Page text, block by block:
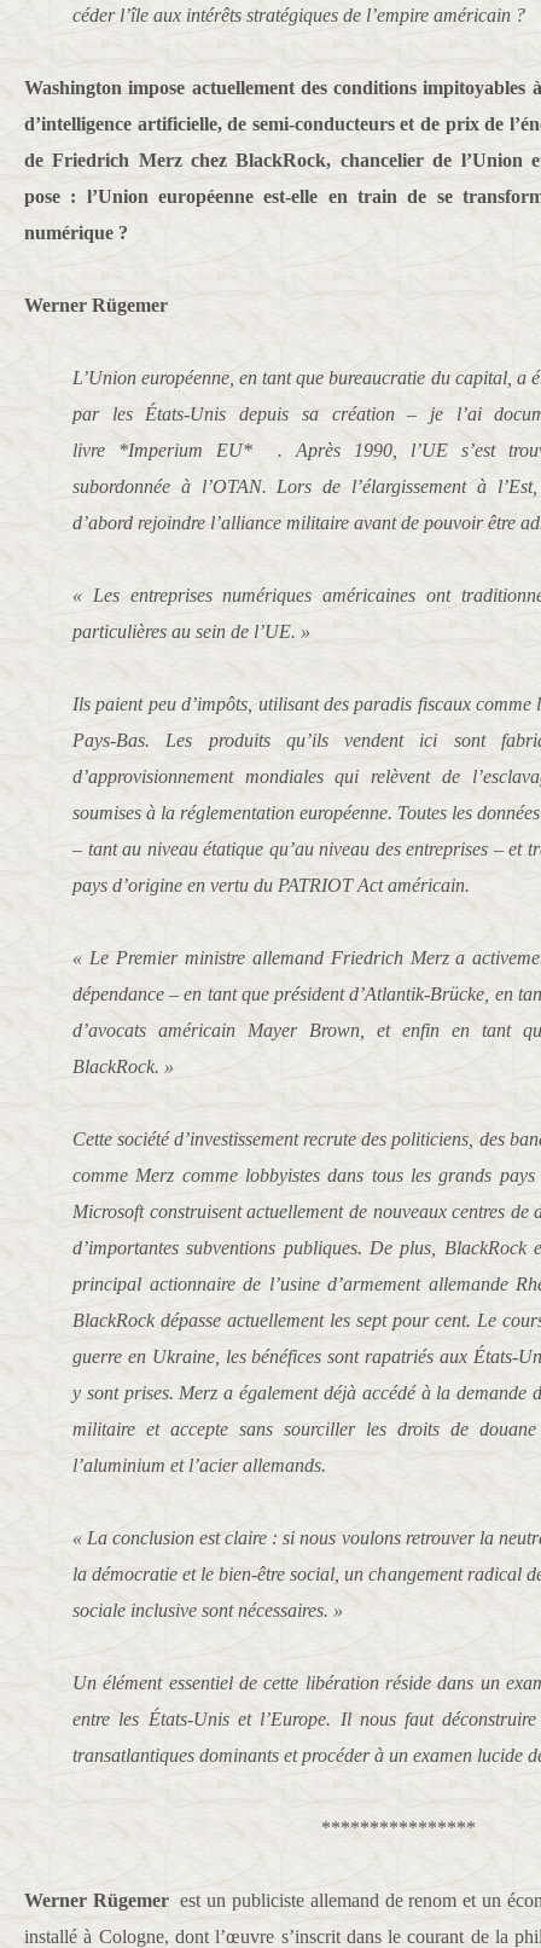
céder l’île aux intérêts stratégiques de l’empire américain ?
Washington impose actuellement des conditions impitoyables
d’intelligence artificielle, de semi-conducteurs et de prix de
de Friedrich Merz chez BlackRock, chancelier de l’Union
pose : l’Union européenne est-elle en train de se
numérique ?
Werner Rügemer
L’Union européenne, en tant que bureaucratie du capital, a
par les États-Unis depuis sa création – je l’ai
livre *Imperium EU* . Après 1990, l’UE s’est
subordonnée à l’OTAN. Lors de l’élargissement à
d’abord rejoindre l’alliance militaire avant de pouvoir être
« Les entreprises numériques américaines ont
particulières au sein de l’UE. »
Ils paient peu d’impôts, utilisant des paradis fiscaux
Pays-Bas. Les produits qu’ils vendent ici sont
d’approvisionnement mondiales qui relèvent de
soumises à la réglementation européenne. Toutes les
– tant au niveau étatique qu’au niveau des entreprises – et
pays d’origine en vertu du PATRIOT Act américain.
« Le Premier ministre allemand Friedrich Merz a
dépendance – en tant que président d’Atlantik-Brücke, en
d’avocats américain Mayer Brown, et enfin en tant
BlackRock. »
Cette société d’investissement recrute des politiciens, des
comme Merz comme lobbyistes dans tous les grands
Microsoft construisent actuellement de nouveaux centres de
d’importantes subventions publiques. De plus, BlackRock
principal actionnaire de l’usine d’armement allemande
BlackRock dépasse actuellement les sept pour cent. Le
guerre en Ukraine, les bénéfices sont rapatriés aux États-
y sont prises. Merz a également déjà accédé à la demande
militaire et accepte sans sourciller les droits de
l’aluminium et l’acier allemands.
« La conclusion est claire : si nous voulons retrouver la
la démocratie et le bien-être social, un changement radical
sociale inclusive sont nécessaires. »
Un élément essentiel de cette libération réside dans un
entre les États-Unis et l’Europe. Il nous faut
transatlantiques dominants et procéder à un examen lucide
****************
Werner Rügemer est un publiciste allemand de renom et un
installé à Cologne, dont l’œuvre s’inscrit dans le courant de la